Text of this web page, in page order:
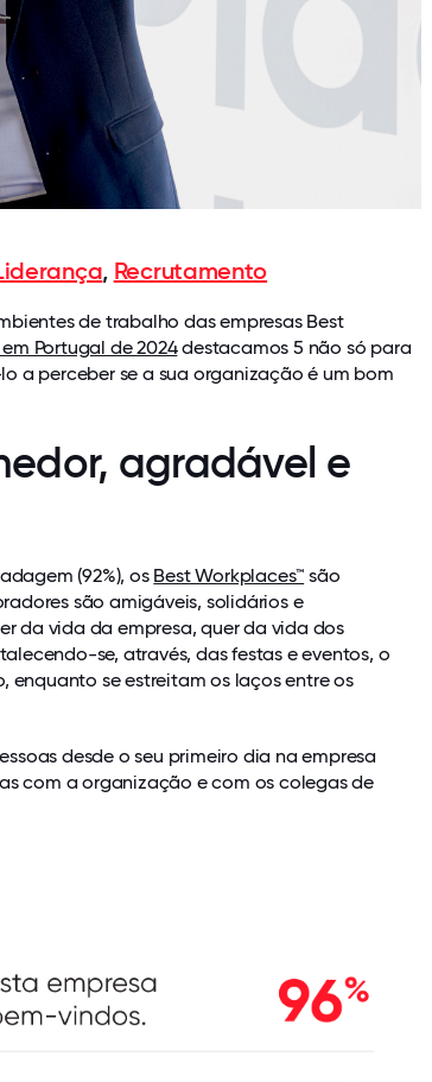
, Recrutamento
de trabalho das empresas Best
Portugal de 2024destacamos 5 não só para
a perceber se a sua organização é um bom
agradável e
(92%), os Best Workplaces™ são
são amigáveis, solidários e
da vida da empresa, quer da vida dos
se, através, das festas e eventos, o
enquanto se estreitam os laços entre os
desde o seu primeiro dia na empresa
com a organização e com os colegas de